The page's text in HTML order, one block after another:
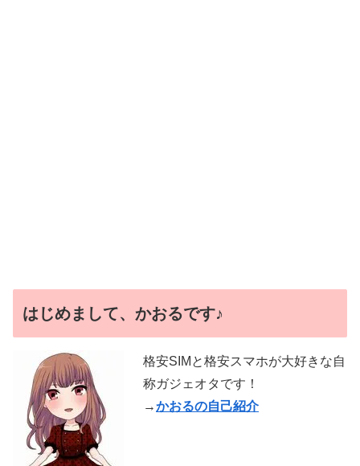
はじめまして、かおるです♪
格安SIMと格安スマホが大好きな自
称ガジェオタです！
→かおるの自己紹介